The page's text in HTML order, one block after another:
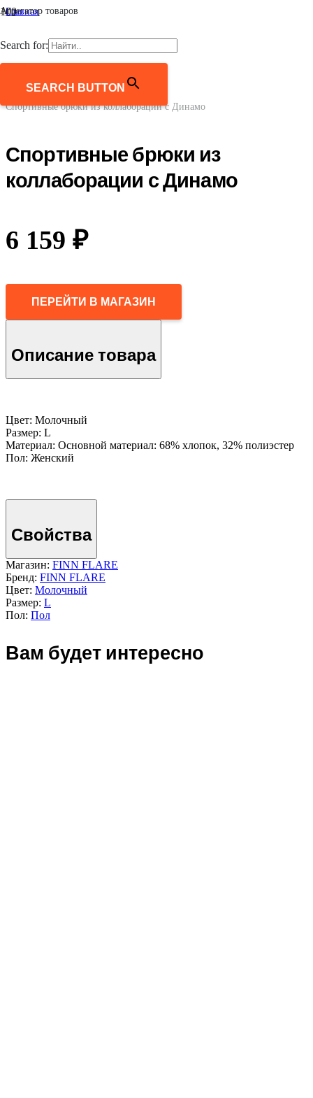
Агрегатор товаров
Search for:
SEARCH BUTTON
Главная
/
Спортивная одежда
Спортивные брюки из коллаборации с Динамо
Спортивные брюки из
коллаборации с Динамо
6 159 ₽
ПЕРЕЙТИ В МАГАЗИН
Описание товара
Цвет: Молочный
Размер: L
Материал: Основной материал: 68% хлопок, 32% полиэстер
Пол: Женский
Свойства
Магазин: FINN FLARE
Бренд: FINN FLARE
Цвет: Молочный
Размер: L
Пол: Пол
Вам будет интересно